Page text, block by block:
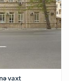
vaxt